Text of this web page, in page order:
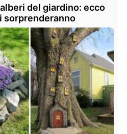
del giardino: ecco
sorprenderanno